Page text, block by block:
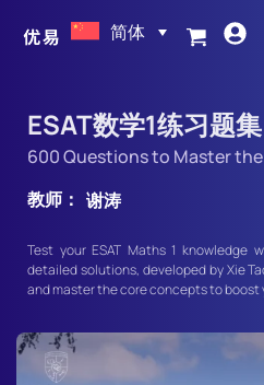
简体
ESAT数学1练习题集
600 Questions to Master
教师： 谢涛
Test your ESAT Maths 1
detailed solutions, developed by Xie
and master the core concepts to boost